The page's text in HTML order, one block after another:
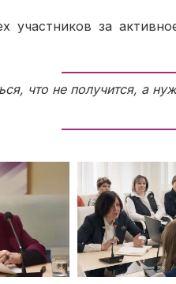
участников за
что не получится, а